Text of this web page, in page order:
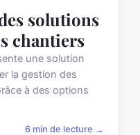
solutions
chantiers
une solution
la gestion des
à des options
6 min de lecture →